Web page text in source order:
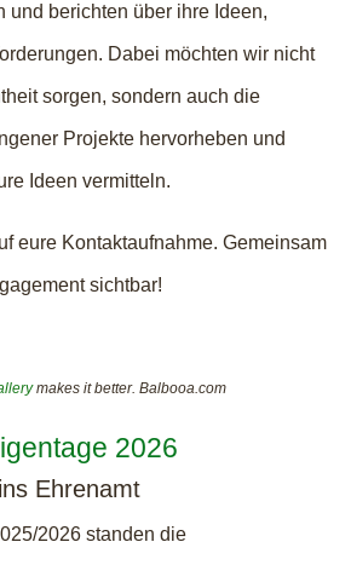
und berichten über ihre Ideen,
Dabei möchten wir nicht
sorgen, sondern auch die
Projekte hervorheben und
Ideen vermitteln.
eure Kontaktaufnahme. Gemeinsam
sichtbar!
makes it better. Balbooa.com
2026
Ehrenamt
2026 standen die